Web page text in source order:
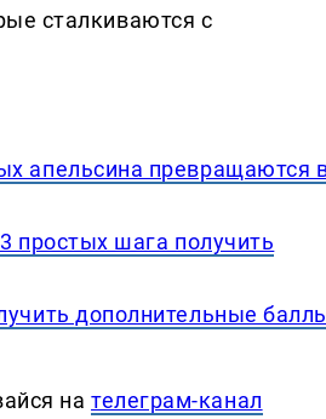
сталкиваются с
апельсина превращаются
простых шага получить
дополнительные
нателеграм-канал